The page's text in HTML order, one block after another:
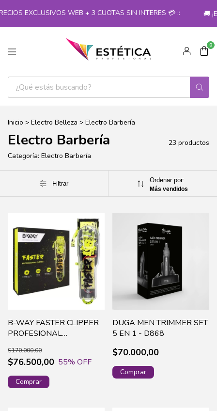
EXCLUSIVOS WEB + 3 CUOTAS SIN INTERES 💳 :: 🚚
0
Inicio > Electro Belleza > Electro Barbería
Electro Barbería
23 productos
Categoría: Electro Barbería
Filtrar Ordenar por:
Más vendidos
B-WAY FASTER CLIPPER
PROFESIONAL
$76.500,00
$170.000,00
55% OFF
DUGA MEN TRIMMER SET
5 EN 1 - D868
$70.000,00